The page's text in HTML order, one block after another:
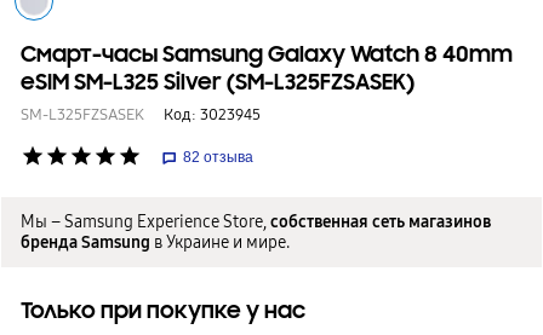
Смарт-часы Samsung Galaxy Watch 8 40mm
eSIM SM-L325 Silver (SM-L325FZSASEK)
SM-L325FZSASEK Код: 3023945
star star star star star 82 отзыва
Мы – Samsung Experience Store,собственная сеть магазинов
бренда Samsung в Украине и мире.
Только при покупке у нас